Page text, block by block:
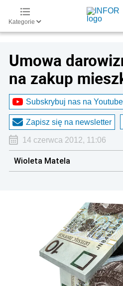
Kategorie
Umowa
na zakup
Subskrybuj nas na Youtube
Zapisz się na newsletter
14 czerwca 2012, 11:06
Wioleta Matela